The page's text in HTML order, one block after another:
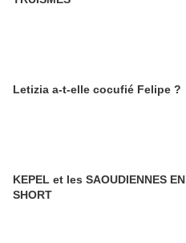
Letizia a-t-elle cocufié Felipe ?
KEPEL et les SAOUDIENNES EN
SHORT